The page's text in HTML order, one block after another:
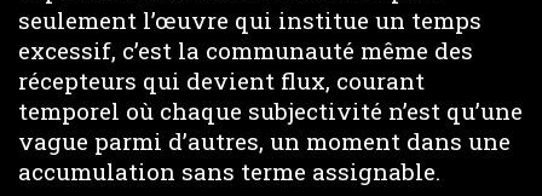
seulement l’œuvre qui institue un temps
excessif, c’est la communauté même des
récepteurs qui devient flux, courant
temporel où chaque subjectivité n’est qu’une
vague parmi d’autres, un moment dans une
accumulation sans terme assignable.